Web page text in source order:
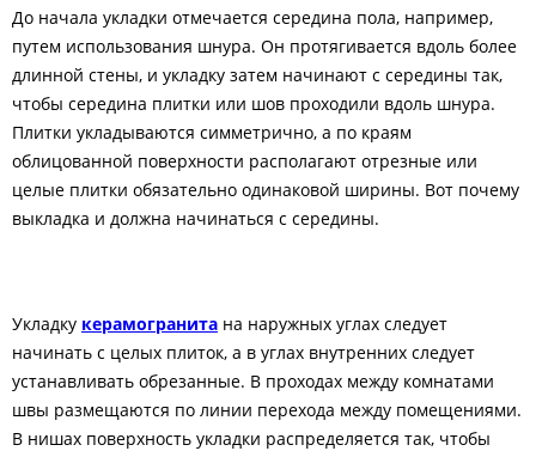
До начала укладки отмечается середина пола, например,
путем использования шнура. Он протягивается вдоль более
длинной стены, и укладку затем начинают с середины так,
чтобы середина плитки или шов проходили вдоль шнура.
Плитки укладываются симметрично, а по краям
облицованной поверхности располагают отрезные или
целые плитки обязательно одинаковой ширины. Вот почему
выкладка и должна начинаться с середины.
Укладку керамогранита на наружных углах следует
начинать с целых плиток, а в углах внутренних следует
устанавливать обрезанные. В проходах между комнатами
швы размещаются по линии перехода между помещениями.
В нишах поверхность укладки распределяется так, чтобы